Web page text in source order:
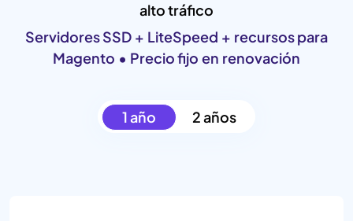
alto tráfico
Servidores SSD + LiteSpeed + recursos para
Magento • Precio fijo en renovación
1 año 2 años